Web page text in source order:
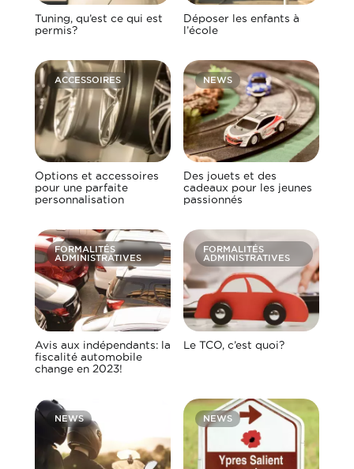
Tuning, qu’est ce qui est
permis?
Déposer les enfants à
l’école
ACCESSOIRES
Options et accessoires
pour une parfaite
personnalisation
NEWS
Des jouets et des
cadeaux pour les jeunes
passionnés
FORMALITÉS
ADMINISTRATIVES
Avis aux indépendants: la
fiscalité automobile
change en 2023!
FORMALITÉS
ADMINISTRATIVES
Le TCO, c’est quoi?
NEWS NEWS